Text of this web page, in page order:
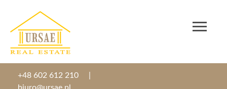
+48 602 612 210